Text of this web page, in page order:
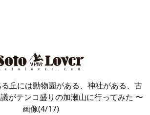
丘には動物園がある、神社がある、古
がテンコ盛りの加瀬山に行ってみた 〜
画像(4/17)